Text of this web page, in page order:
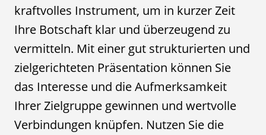
kraftvolles Instrument, um in kurzer Zeit
Ihre Botschaft klar und überzeugend zu
vermitteln. Mit einer gut strukturierten und
zielgerichteten Präsentation können Sie
das Interesse und die Aufmerksamkeit
Ihrer Zielgruppe gewinnen und wertvolle
Verbindungen knüpfen. Nutzen Sie die